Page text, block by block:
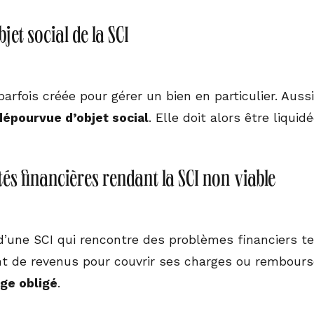
social de la SCI
créée pour gérer un bien en particulier.
d’objet social. Elle doit alors être
financières rendant la SCI non viable
SCI qui rencontre des problèmes financiers
de revenus pour couvrir ses charges ou
obligé.